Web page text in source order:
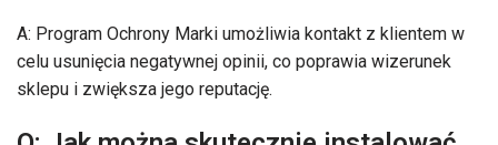
A: Program Ochrony Marki umożliwia kontakt z klientem w
celu usunięcia negatywnej opinii, co poprawia wizerunek
sklepu i zwiększa jego reputację.